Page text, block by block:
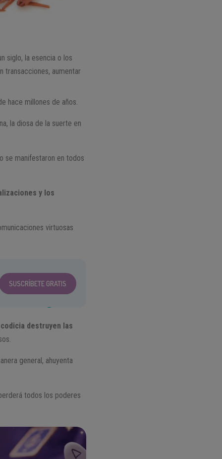
siglo, la esencia o los
transacciones, aumentar
hace millones de años.
la diosa de la suerte en
se manifestaron en todos
y los
virtuosas
SUSCRÍBETE GRATIS
destruyen las
general, ahuyenta
todos los poderes